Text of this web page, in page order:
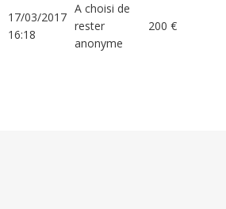
17/03/2017
16:18
A choisi de
rester
anonyme
200 €